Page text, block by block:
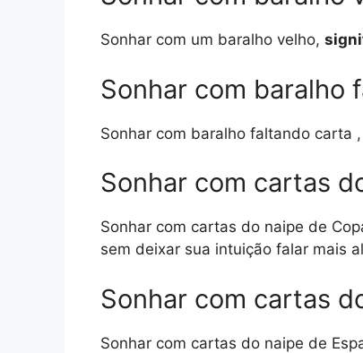
Sonhar com um baralho velho,
Sonhar com baralho
Sonhar com baralho faltando carta ,
Sonhar com cartas
Sonhar com cartas do naipe de
sem deixar sua intuição falar mais
Sonhar com cartas
Sonhar com cartas do naipe de